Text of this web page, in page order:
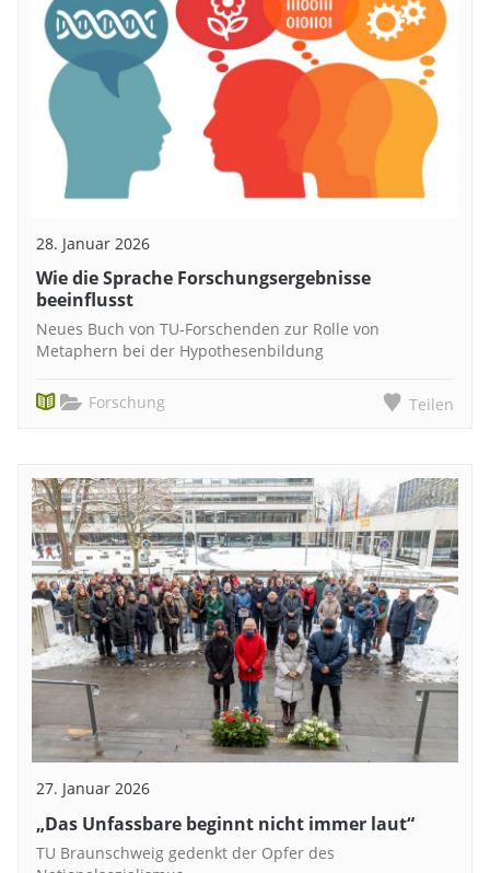
28. Januar 2026
Wie die Sprache Forschungsergebnisse
beeinflusst
Neues Buch von TU-Forschenden zur Rolle von
Metaphern bei der Hypothesenbildung
Forschung Teilen
27. Januar 2026
„Das Unfassbare beginnt nicht immer laut“
TU Braunschweig gedenkt der Opfer des